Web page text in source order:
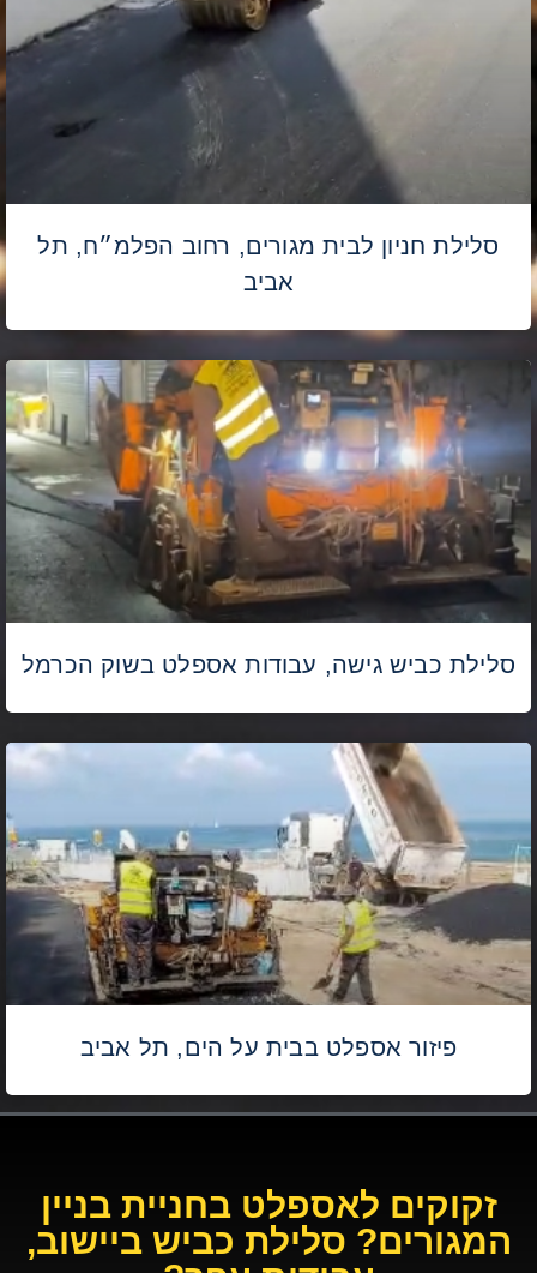
סלילת חניון לבית מגורים, רחוב הפלמ״ח, תל
אביב
סלילת כביש גישה, עבודות אספלט בשוק הכרמל
פיזור אספלט בבית על הים, תל אביב
זקוקים לאספלט בחניית בניין
המגורים? סלילת כביש ביישוב,